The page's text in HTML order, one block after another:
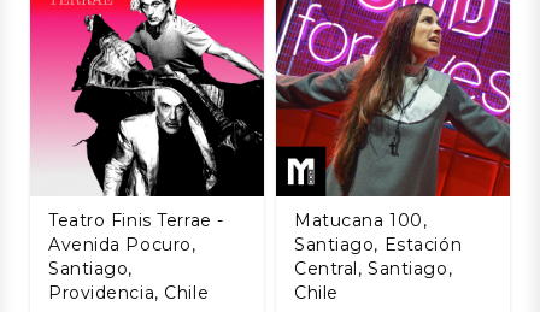
Teatro Finis Terrae -
Avenida Pocuro,
Santiago,
Providencia, Chile
Matucana 100,
Santiago, Estación
Central, Santiago,
Chile